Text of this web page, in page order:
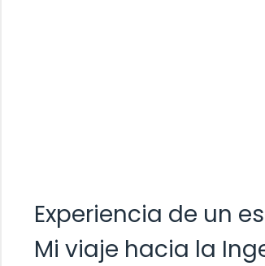
Experiencia de un
Mi viaje hacia la